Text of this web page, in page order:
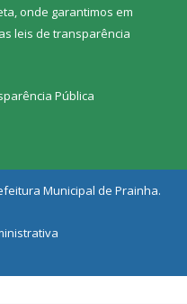
onde garantimos em
leis de transparência
Pública
Municipal de Prainha.